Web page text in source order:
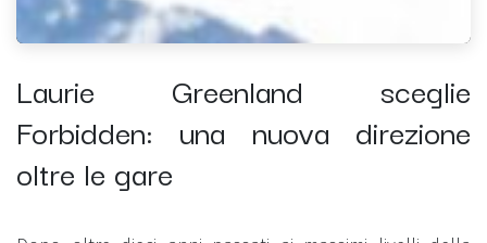
Laurie Greenland sceglie
Forbidden: una nuova direzione
oltre le gare